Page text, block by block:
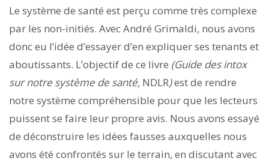
Le système de santé est perçu comme très complexe
par les non-initiés. Avec André Grimaldi, nous avons
donc eu l’idée d’essayer d’en expliquer ses tenants et
aboutissants. L’objectif de ce livre (Guide des intox
sur notre système de santé, NDLR)est de rendre
notre système compréhensible pour que les lecteurs
puissent se faire leur propre avis. Nous avons essayé
de déconstruire les idées fausses auxquelles nous
avons été confrontés sur le terrain, en discutant avec